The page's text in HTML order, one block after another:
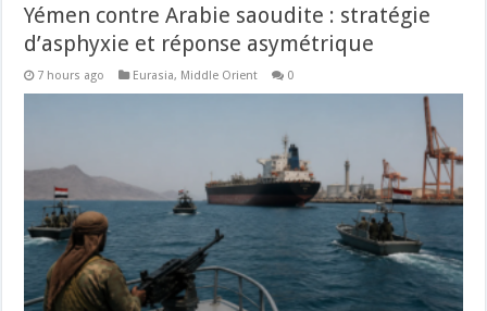
Yémen contre Arabie saoudite : stratégie
d’asphyxie et réponse asymétrique
7 hours ago Eurasia, Middle Orient 0